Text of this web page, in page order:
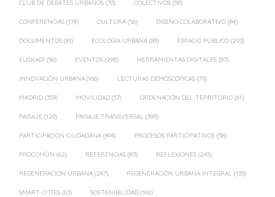
CLUB DE DEBATES URBANOS (70) COLECTIVOS (58)
CONFERENCIAS (174) CULTURA (56) DISEÑO COLABORATIVO (84)
DOCUMENTOS (81) ECOLOGÍA URBANA (89) ESPACIO PÚBLICO (293)
EUSKADI (56) EVENTOS (298) HERRAMIENTAS DIGITALES (87)
INNOVACIÓN URBANA (166) LECTURAS DEMOSCÓPICAS (79)
MADRID (359) MOVILIDAD (57) ORDENACIÓN DEL TERRITORIO (61)
PAISAJE (128) PAISAJE TRANSVERSAL (399)
PARTICIPACIÓN CIUDADANA (494) PROCESOS PARTICIPATIVOS (58)
PROCOMÚN (62) REFERENCIAS (83) REFLEXIONES (245)
REGENERACIÓN URBANA (247) REGENERACIÓN URBANA INTEGRAL (135)
SMART CITIES (63) SOSTENIBILIDAD (166)